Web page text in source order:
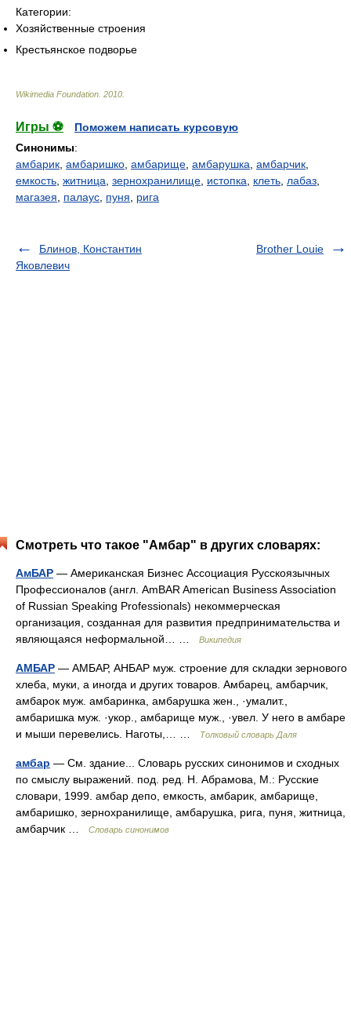
Категории:
Хозяйственные строения
Крестьянское подворье
Wikimedia Foundation 2010
Игры ⚽
Поможем написать курсовую
Синонимы:
амбарик амбаришко амбарище амбарушка амбарчик
емкость житница зернохранилище истопка клеть лабаз
магазея
палаус пуня рига
Блинов, Константин
Яковлевич
Brother Louie
Смотреть что такое "Амбар" в других словарях:
АмБАР — Американская Бизнес Ассоциация Русскоязычных
Профессионалов (англ. AmBAR American Business Association
of Russian Speaking Professionals) некоммерческая
организация, созданная для развития предпринимательства и
являющаяся неформальной… …
Википедия
АМБАР — АМБАР, АНБАР муж. строение для складки зернового
хлеба, муки, а иногда и других товаров. Амбарец, амбарчик,
амбарок муж. амбаринка, амбарушка жен., ·умалит.,
амбаришка муж. ·укор., амбарище муж., ·увел. У него в амбаре
и мыши перевелись. Наготы,… …
Толковый словарь Даля
амбар — См. здание... Словарь русских синонимов и сходных
по смыслу выражений. под. ред. Н. Абрамова, М.: Русские
словари, 1999. амбар депо, емкость, амбарик, амбарище,
амбаришко, зернохранилище, амбарушка, рига, пуня, житница,
амбарчик …
Словарь синонимов